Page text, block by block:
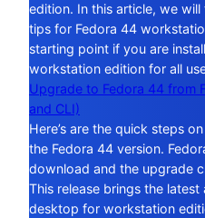
edition. In this article, we
tips for Fedora 44
starting point if you are
workstation edition for all
Upgrade to Fedora 44 from
and CLI)
Here’s are the quick steps
the Fedora 44 version.
download and the upgrade
This release brings the
desktop for workstation